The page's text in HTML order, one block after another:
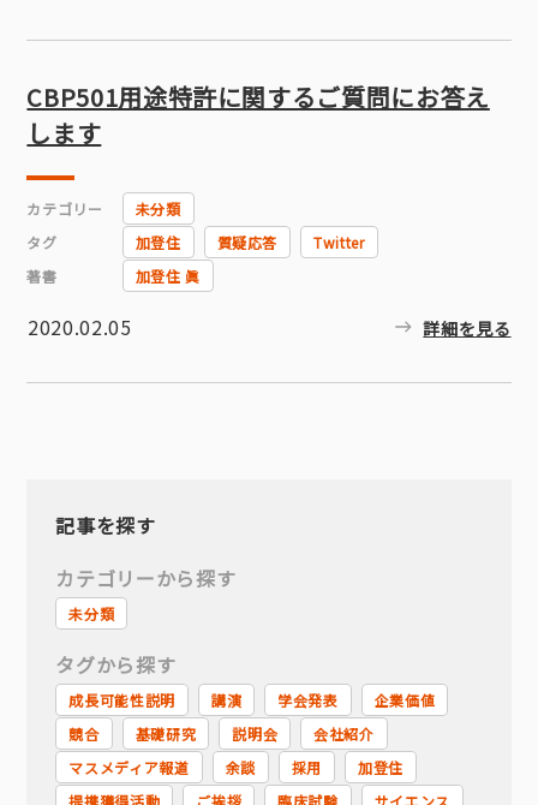
CBP501用途特許に関するご質問にお答え
します
カテゴリー
未分類
タグ
加登住 質疑応答
Twitter
著書
加登住 眞
2020.02.05 詳細を見る
記事を探す
カテゴリーから探す
未分類
タグから探す
成長可能性説明 講演 学会発表
企業価値
競合
基礎研究 説明会
会社紹介
マスメディア報道
余談 採用
加登住
提携獲得活動
ご挨拶 臨床試験 サイエンス